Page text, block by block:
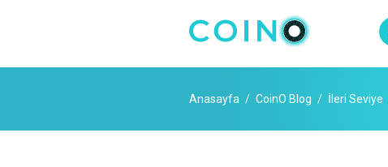
Anasayfa CoinO Blog İleri Seviye